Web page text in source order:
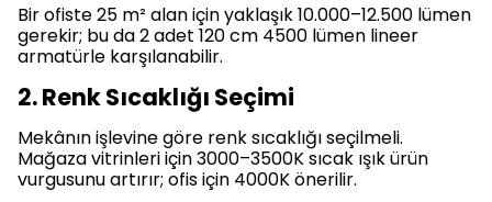
Bir ofiste 25 m² alan için yaklaşık 10.000–12.500 lümen
gerekir; bu da 2 adet 120 cm 4500 lümen lineer
armatürle karşılanabilir.
2. Renk Sıcaklığı Seçimi
Mekânın işlevine göre renk sıcaklığı seçilmeli.
Mağaza vitrinleri için 3000–3500K sıcak ışık ürün
vurgusunu artırır; ofis için 4000K önerilir.